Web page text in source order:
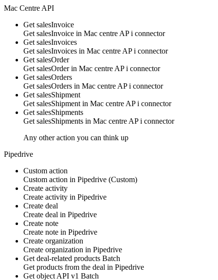
Mac Centre API
Get salesInvoice
Get salesInvoice in Mac centre AP i connector
Get salesInvoices
Get salesInvoices in Mac centre AP i connector
Get salesOrder
Get salesOrder in Mac centre AP i connector
Get salesOrders
Get salesOrders in Mac centre AP i connector
Get salesShipment
Get salesShipment in Mac centre AP i connector
Get salesShipments
Get salesShipments in Mac centre AP i connector
Any other action you can think up
Pipedrive
Custom action
Custom action in Pipedrive (Custom)
Create activity
Create activity in Pipedrive
Create deal
Create deal in Pipedrive
Create note
Create note in Pipedrive
Create organization
Create organization in Pipedrive
Get deal-related products Batch
Get products from the deal in Pipedrive
Get object API v1 Batch